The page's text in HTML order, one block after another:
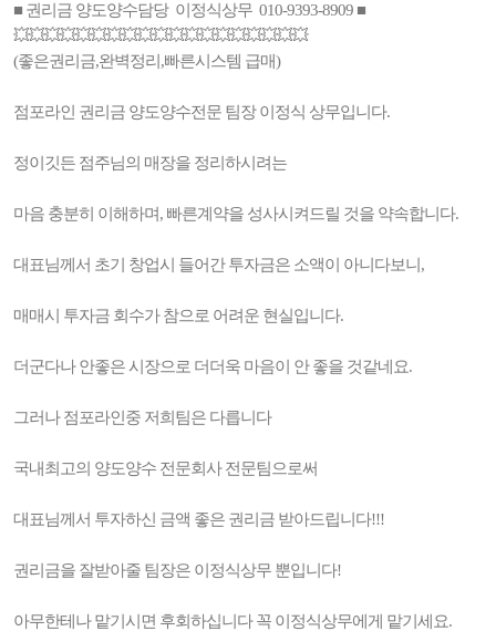
■ 권리금 양도양수담당 이정식상무 010-9393-8909 ■
💥💥💥💥💥💥💥💥💥💥💥💥💥💥💥💥💥💥💥
(좋은권리금,완벽정리,빠른시스템 급매)
점포라인 권리금 양도양수전문 팀장 이정식 상무입니다.
정이깃든 점주님의 매장을 정리하시려는
마음 충분히 이해하며, 빠른계약을 성사시켜드릴 것을 약속합니다.
대표님께서 초기 창업시 들어간 투자금은 소액이 아니다보니,
매매시 투자금 회수가 참으로 어려운 현실입니다.
더군다나 안좋은 시장으로 더더욱 마음이 안 좋을 것같네요.
그러나 점포라인중 저희팀은 다릅니다
국내최고의 양도양수 전문회사 전문팀으로써
대표님께서 투자하신 금액 좋은 권리금 받아드립니다!!!
권리금을 잘받아줄 팀장은 이정식상무 뿐입니다!
아무한테나 맡기시면 후회하십니다 꼭 이정식상무에게 맡기세요.